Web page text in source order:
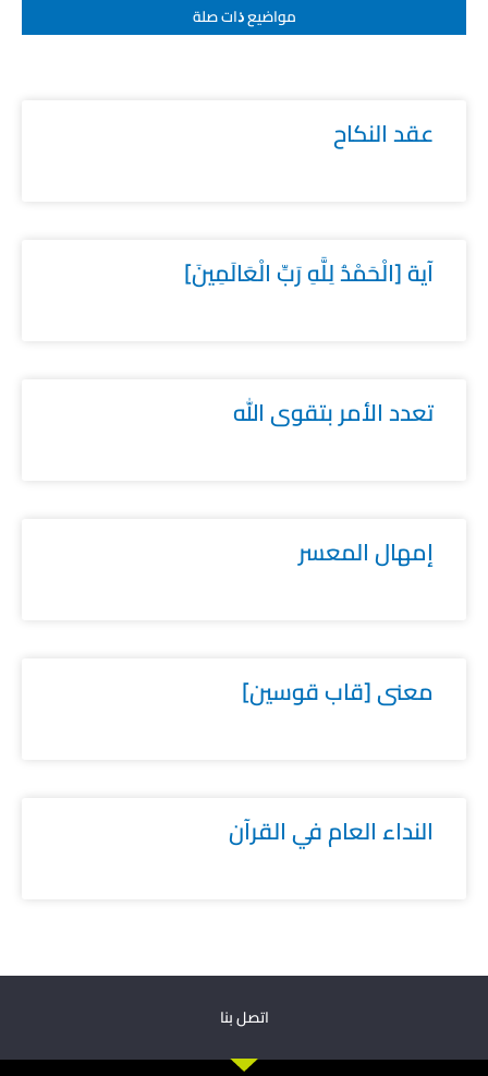
مواضيع ﺫات صلة
عقد النكاح
آية [الْحَمْدُ لِلَّهِ رَبِّ الْعَالَمِينَ]
تعدد الأمر بتقوى الله
إمهال المعسر
معنى [قاب قوسين]
النداء العام في القرآن
اتصل بنا